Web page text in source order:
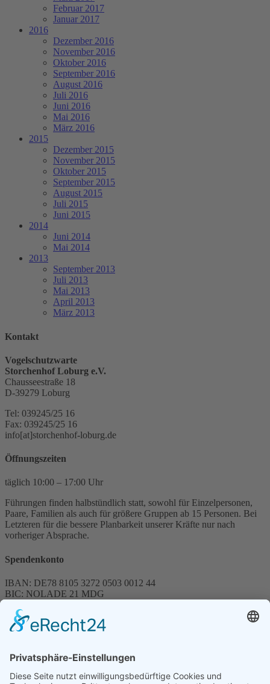
Februar 2017
Januar 2017
2016
Dezember 2016
November 2016
Oktober 2016
September 2016
August 2016
Juli 2016
Juni 2016
Mai 2016
März 2016
2015
Dezember 2015
November 2015
Oktober 2015
September 2015
August 2015
Juli 2015
Juni 2015
2014
Juni 2014
Mai 2014
2013
September 2013
Juli 2013
Mai 2013
April 2013
März 2013
Kontakt
Vogelschutzwarte
Storchenhof Loburg e.V.
Chausseestraße 18
D-39279 Loburg
Tel: 039245/25 16
Fax: 039245/25 16
info[at]storchenhof-loburg.de
Öffnungszeiten
täglich 10:00 – 17:00 Uhr
Führungen finden halbstündlich statt, sowohl für Einzelpersonen,
Paare, Familien als auch für größere Gruppen ab 15 Personen. Bei
Letzteren für die bessere Planbarkeit unserer Kräfte nur nach
vorheriger Absprache.
Spendenkonto
IBAN: DE78 8105 3272 0503 0012 44
BIC: NOLADE 21 MDG
Spenden können steuerlich abgesetzt werden
Förderung